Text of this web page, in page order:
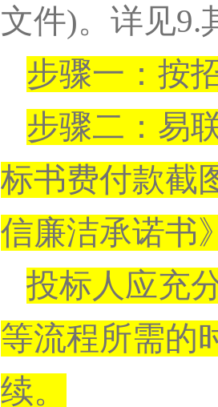
文件)。详见9.
步骤一：按
步骤二：易
标书费付款截
信廉洁承诺书
投标人应充
等流程所需的
续。